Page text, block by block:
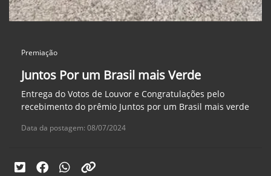
Premiação
Juntos Por um Brasil mais Verde
Entrega do Votos de Louvor e Congratulações pelo
recebimento do prêmio Juntos por um Brasil mais verde
Data da postagem: 08/07/2024